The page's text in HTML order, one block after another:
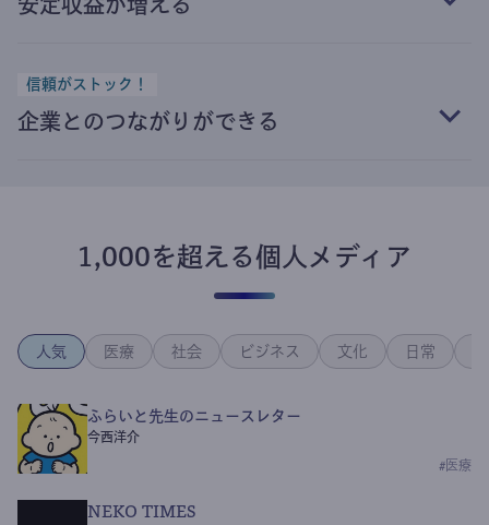
安定収益が増える
信頼がストック！
企業とのつながりができる
1,000を超える個人メディア
人気 医療 社会 ビジネス 文化 日常
ふらいと先生のニュースレター
今西洋介
# 医療
NEKO TIMES